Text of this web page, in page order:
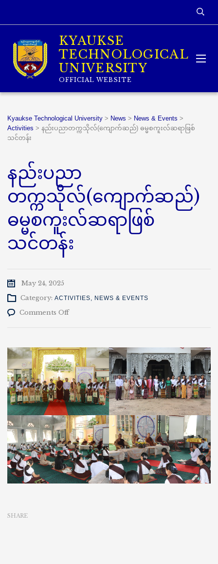
KYAUKSE
TECHNOLOGICAL
UNIVERSITY
OFFICIAL WEBSITE
Kyaukse Technological University > News > News & Events >
Activities > နည်းပညာတက္ကသိုလ်(ကျောက်ဆည်) ဓမ္မစကူးလ်ဆရာဖြစ်
သင်တန်း
နည်းပညာ
တက္ကသိုလ်(ကျောက်ဆည်)
ဓမ္မစကူးလ်ဆရာဖြစ်
သင်တန်း
May 24, 2025
Category: ACTIVITIES, NEWS & EVENTS
Comments Offon
ဆည်)
ဓမ္မ
စ
ကူး
လ်
ဆရာ
ဖြစ်
သင်တန်း
SHARE